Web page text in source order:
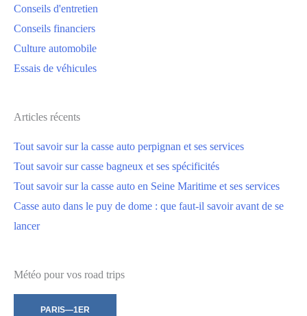
Conseils d'entretien
Conseils financiers
Culture automobile
Essais de véhicules
Articles récents
Tout savoir sur la casse auto perpignan et ses services
Tout savoir sur casse bagneux et ses spécificités
Tout savoir sur la casse auto en Seine Maritime et ses services
Casse auto dans le puy de dome : que faut-il savoir avant de se
lancer
Météo pour vos road trips